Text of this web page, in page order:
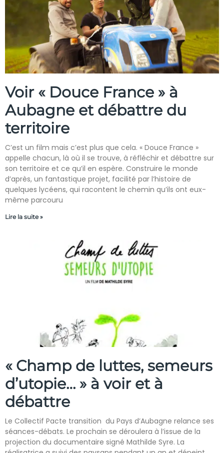
Voir « Douce France » à
Aubagne et débattre du
territoire
C’est un film mais c’est plus que cela. « Douce France »
appelle chacun, là où il se trouve, à réfléchir et débattre sur
son territoire et ce qu’il en espère. Construire le monde
d’après, un fantastique projet, facilité par l’histoire de
quelques lycéens, qui racontent le chemin qu’ils ont eux-
même parcouru
Lire la suite »
« Champ de luttes, semeurs
d’utopie… » à voir et à
débattre
Le Collectif Pacte transition du Pays d’Aubagne relance ses
séances-débats. Le prochain se déroulera à l’issue de la
projection du documentaire signé Mathilde Syre. La